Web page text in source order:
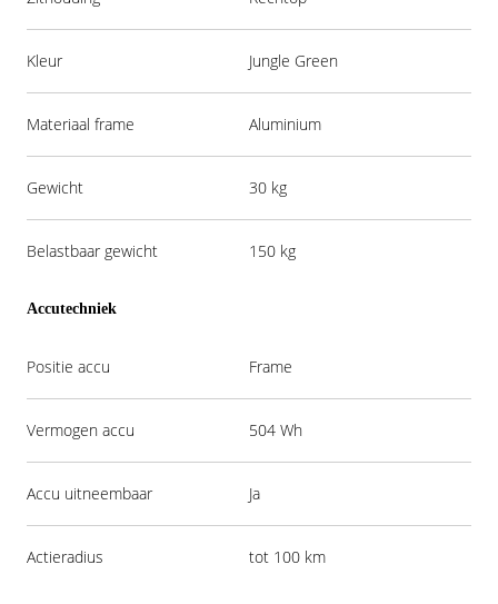
Kleur Jungle Green
Materiaal frame Aluminium
Gewicht 30 kg
Belastbaar gewicht 150 kg
Accutechniek
Positie accu Frame
Vermogen accu 504 Wh
Accu uitneembaar Ja
Actieradius tot 100 km